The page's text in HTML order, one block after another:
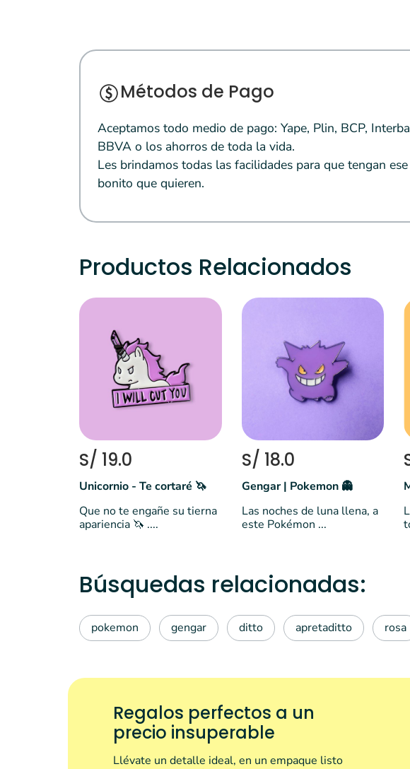
Métodos de Pago
Aceptamos todo medio de pago: Yape, Plin, BCP,
BBVA o los ahorros de toda la vida.
Les brindamos todas las facilidades para que tengan
bonito que quieren.
Productos Relacionados
S/ 19.0
Unicornio - Te cortaré 🦄
Que no te engañe su tierna
apariencia 🦄 ....
S/ 18.0
Gengar | Pokemon 👻
Las noches de luna llena, a
este Pokémon ...
Búsquedas relacionadas:
pokemon gengar ditto apretaditto rosa
Regalos perfectos a un
precio insuperable
Llévate un detalle ideal, en un empaque listo